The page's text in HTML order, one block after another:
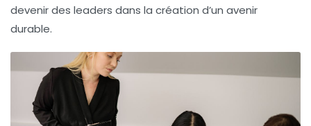
devenir des leaders dans la création d’un avenir
durable.